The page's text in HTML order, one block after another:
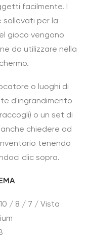
facilmente. I
per la
gioco vengono
da utilizzare nella
o luoghi di
d'ingrandimento
o un set di
chiedere ad
tenendo
clic sopra.
/ 8 / 7 / Vista